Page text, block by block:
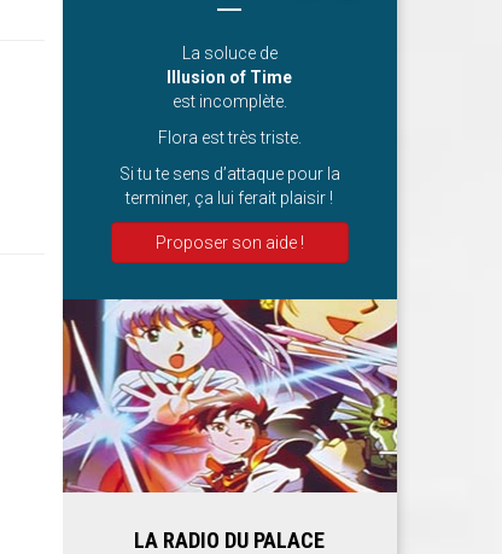
La soluce de
Illusion of Time
est incomplète.
Flora est très triste.
Si tu te sens d’attaque pour la
terminer, ça lui ferait plaisir !
Proposer son aide !
LA RADIO DU PALACE